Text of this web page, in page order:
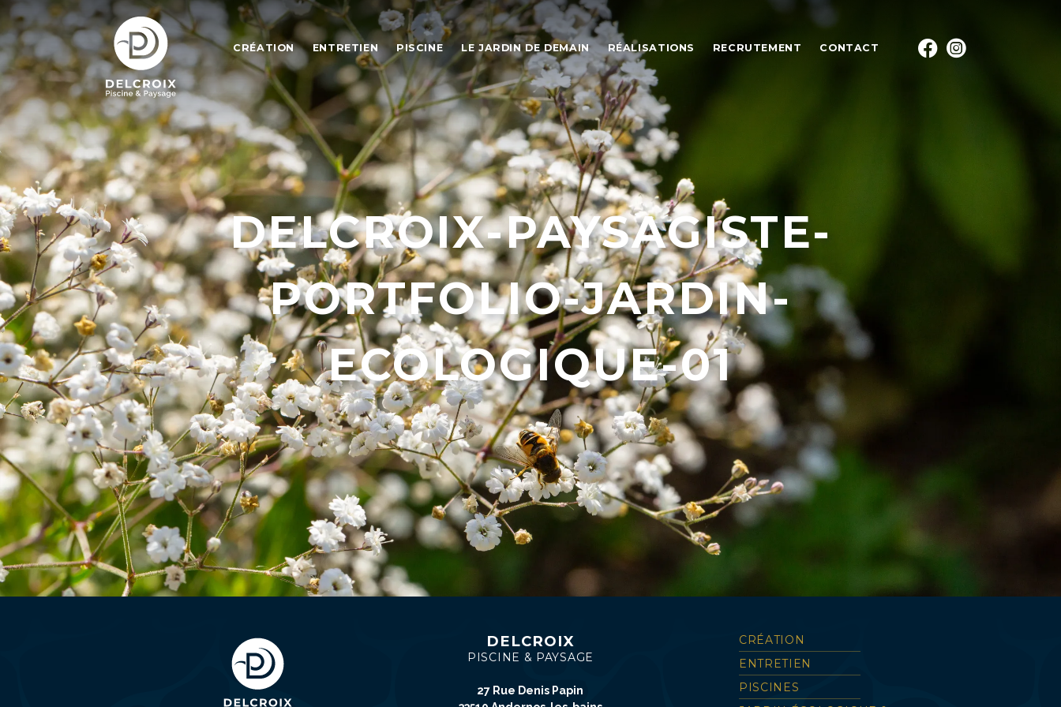
CRÉATION ENTRETIEN PISCINE LE JARDIN DE DEMAIN RÉALISATIONS RECRUTEMENT CONTACT
DELCROIX-PAYSAGISTE-
PORTFOLIO-JARDIN-
ECOLOGIQUE-01
DELCROIX
PISCINE & PAYSAGE
27 Rue Denis Papin
CRÉATION
ENTRETIEN
PISCINES